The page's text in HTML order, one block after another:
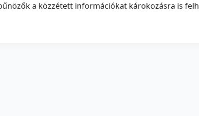
a közzétett információkat károkozásra is